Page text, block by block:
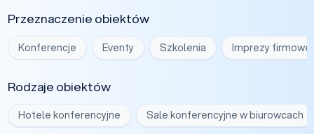
Przeznaczenie obiektów
Konferencje Eventy Szkolenia Imprezy firmowe
Rodzaje obiektów
Hotele konferencyjne Sale konferencyjne w biurowcach